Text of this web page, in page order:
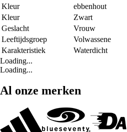
Kleur
ebbenhout
Kleur
Zwart
Geslacht
Vrouw
Leeftijdsgroep
Volwassene
Karakteristiek
Waterdicht
Loading...
Loading...
Al onze merken